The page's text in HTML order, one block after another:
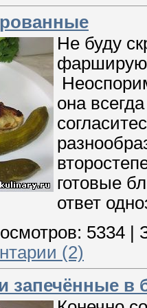
Не буду
фарширую
она
готовые
ответ
5334
(2)
запечённые в